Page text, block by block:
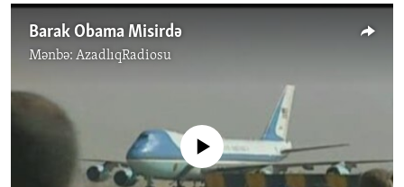
keçFƏRQƏ BAX
QANUNI DOĞRU
MULTIMEDIA
FOTOQALEREYA
HAQQIMIZDA
Barak Obama Misirdə
Mənbə: AzadlıqRadiosu
No media source currently available